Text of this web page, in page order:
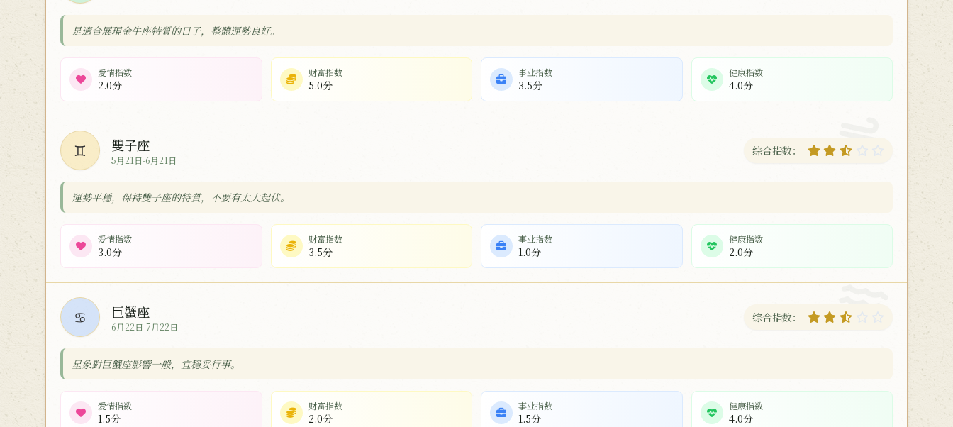
是適合展現金牛座特質的日子，整體運勢良好。
爱情指数
2.0分
财富指数
5.0分
事业指数
3.5分
健康指数
4.0分
♊ 雙子座
5月21日-6月21日
综合指数：
運勢平穩，保持雙子座的特質，不要有太大起伏。
爱情指数
3.0分
财富指数
3.5分
事业指数
1.0分
健康指数
2.0分
♋ 巨蟹座
6月22日-7月22日
综合指数：
星象對巨蟹座影響一般，宜穩妥行事。
爱情指数
1.5分
财富指数
2.0分
事业指数
1.5分
健康指数
4.0分